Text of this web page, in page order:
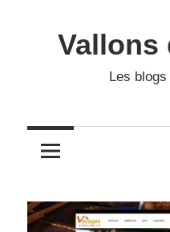
contentVallons
Les